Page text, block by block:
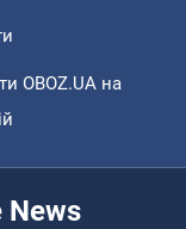
OBOZ.UA на
News